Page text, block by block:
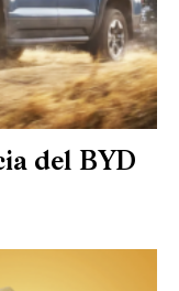
del BYD